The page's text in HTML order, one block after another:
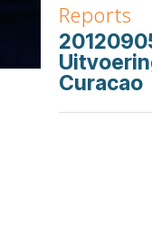
Reports
Curacao